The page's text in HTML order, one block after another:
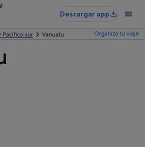
Descargar app
Pacífico sur Vanuatu Organiza tu viaje